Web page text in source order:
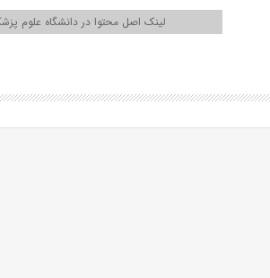
لینک اصل محتوا در دانشگاه علوم